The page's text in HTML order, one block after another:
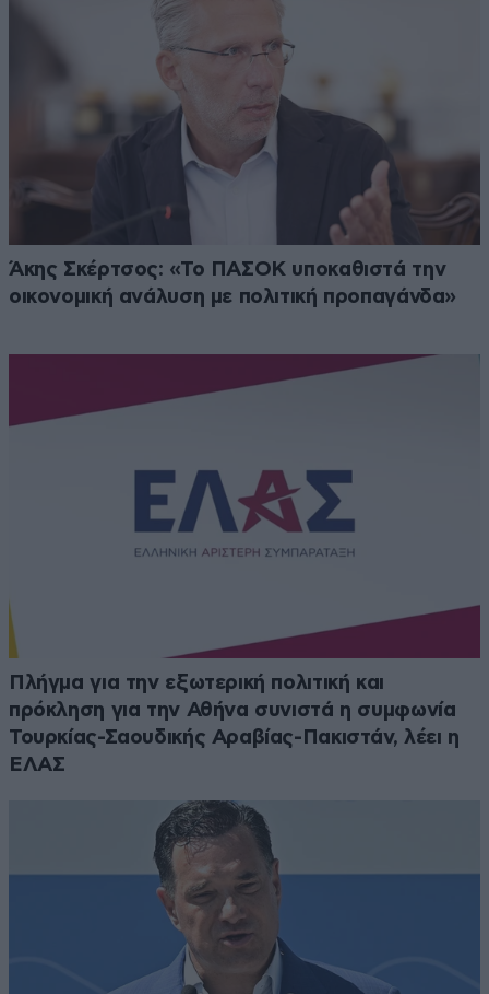
Άκης Σκέρτσος: «Το ΠΑΣΟΚ υποκαθιστά την
οικονομική ανάλυση με πολιτική προπαγάνδα»
Πλήγμα για την εξωτερική πολιτική και
πρόκληση για την Αθήνα συνιστά η συμφωνία
Τουρκίας-Σαουδικής Αραβίας-Πακιστάν, λέει η
ΕΛΑΣ